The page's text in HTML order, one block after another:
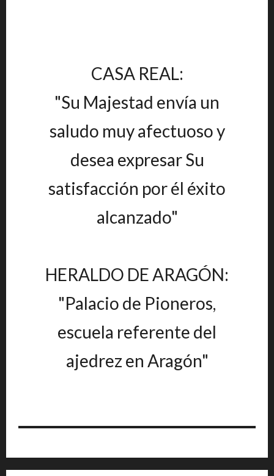
CASA REAL:
"Su Majestad envía un
saludo muy afectuoso y
desea expresar Su
satisfacción por él éxito
alcanzado"
HERALDO DE ARAGÓN:
"Palacio de Pioneros,
escuela referente del
ajedrez en Aragón"